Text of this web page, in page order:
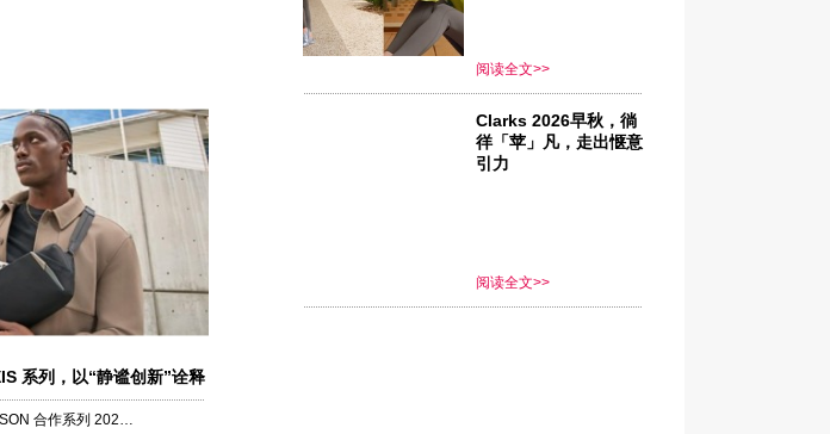
系列，以“静谧创新”诠释
优衣库 JW ANDERSON 合作系列 2026 早秋新品 焕彩上市
阅读全文>>
Clarks 2026早秋，徜
徉「苹」凡，走出惬意
引力
阅读全文>>